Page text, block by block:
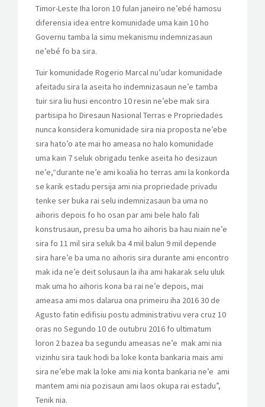
Timor-Leste Iha loron 10 fulan janeiro ne’ebé hamosu
diferensia idea entre komunidade uma kain 10 ho
Governu tamba la simu mekanismu indemnizasaun
ne’ebé fo ba sira.
Tuir komunidade Rogerio Marcal nu’udar komunidade
afeitadu sira la aseita ho indemnizasaun ne’e tamba
tuir sira liu husi encontro 10 resin ne’ebe mak sira
partisipa ho Diresaun Nasional Terras e Propriedades
nunca konsidera komunidade sira nia proposta ne’ebe
sira hato’o ate mai ho ameasa no halo komunidade
uma kain 7 seluk obrigadu tenke aseita ho desizaun
ne’e,“durante ne’e ami koalia ho terras ami la konkorda
se karik estadu persija ami nia propriedade privadu
tenke ser buka rai selu indemnizasaun ba uma no
aihoris depois fo ho osan par ami bele halo fali
konstrusaun, presu ba uma ho aihoris ba hau niain ne’e
sira fo 11 mil sira seluk ba 4 mil balun 9 mil depende
sira hare’e ba uma no aihoris sira durante ami encontro
mak ida ne’e deit solusaun la iha ami hakarak selu uluk
mak uma ho aihoris kona ba rai ne’e depois, mai
ameasa ami mos dalarua ona primeiru iha 2016 30 de
Agusto fatin edifisiu postu administrativu vera cruz 10
oras no Segundo 10 de outubru 2016 fo ultimatum
loron 2 bazea ba segundu ameasas ne’e mak ami nia
vizinhu sira tauk hodi ba loke konta bankaria mais ami
sira ne’ebe mak la loke ami nia konta bankaria ne’e ami
mantem ami nia pozisaun ami laos okupa rai estadu”,
Tenik nia.